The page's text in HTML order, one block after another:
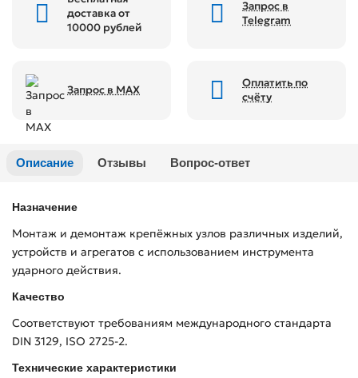
доставка от
10000 рублей
Запрос в
Telegram
Запрос в MAX
Оплатить по
счёту
Описание Отзывы Вопрос-ответ
Назначение
Монтаж и демонтаж крепёжных узлов различных изделий,
устройств и агрегатов с использованием инструмента
ударного действия.
Качество
Соответствуют требованиям международного стандарта
DIN 3129, ISO 2725-2.
Технические характеристики